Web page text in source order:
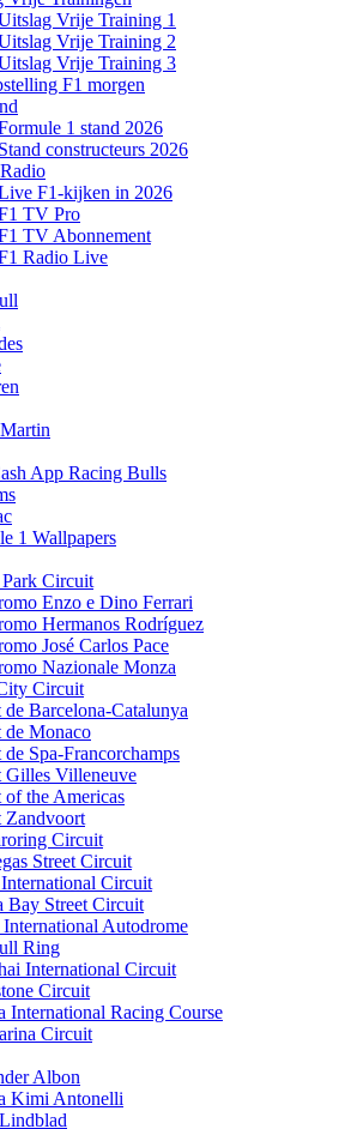
Vrije Training 1
Vrije Training 2
Vrije Training 3
F1 morgen
1 stand 2026
Stand constructeurs 2026
F1-kijken in 2026
TV Pro
TV Abonnement
Radio Live
App Racing Bulls
1 Wallpapers
Circuit
Enzo e Dino Ferrari
Hermanos Rodríguez
José Carlos Pace
Nazionale Monza
Circuit
Barcelona-Catalunya
de Monaco
Spa-Francorchamps
Gilles Villeneuve
the Americas
Zandvoort
Circuit
Street Circuit
Circuit
Bay Street Circuit
Autodrome
Ring
International Circuit
Circuit
International Racing Course
Circuit
Albon
Kimi Antonelli